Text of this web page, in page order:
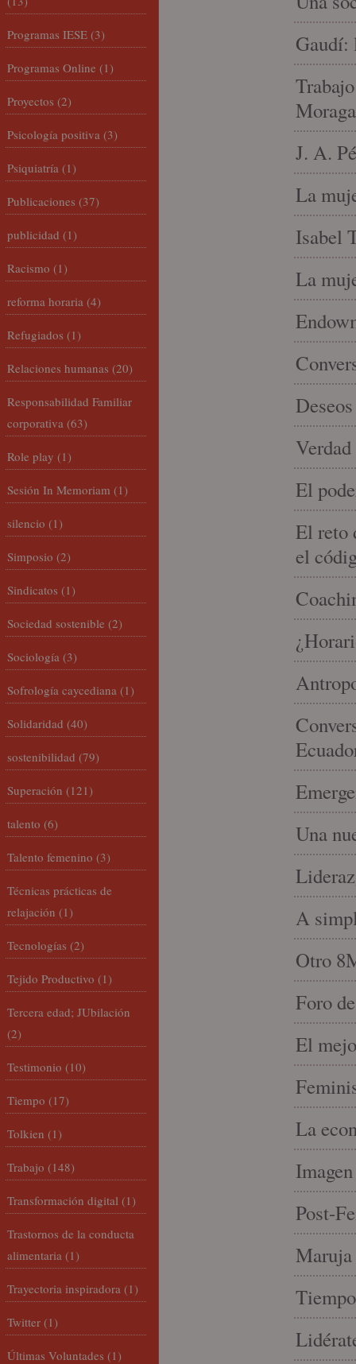
Gaudí:
J. A.
La
Isabel
La
El
El reto
el
Una
A
Otro
Foro
El
La
Post-
Maruja
Programas IESE (3)
Programas Online (1)
Proyectos (2)
Psicología positiva (3)
Psiquiatría (1)
Publicaciones (37)
publicidad (1)
Racismo (1)
reforma horaria (4)
Refugiados (1)
Relaciones humanas (20)
Responsabilidad Familiar
corporativa (63)
Role play (1)
Sesión In Memoriam (1)
silencio (1)
Simposio (2)
Sindicatos (1)
Sociedad sostenible (2)
Sociología (3)
Sofrología caycediana (1)
Solidaridad (40)
sostenibilidad (79)
Superación (121)
talento (6)
Talento femenino (3)
Técnicas prácticas de
relajación (1)
Tecnologías (2)
Tejido Productivo (1)
Tercera edad; JUbilación
(2)
Testimonio (10)
Tiempo (17)
Tolkien (1)
Trabajo (148)
Transformación digital (1)
Trastornos de la conducta
alimentaria (1)
Trayectoria inspiradora (1)
Twitter (1)
Últimas Voluntades (1)